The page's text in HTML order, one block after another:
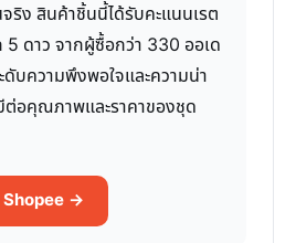
ริง สินค้าชิ้นนี้ได้รับคะแนนเรต
ดาว จากผู้ซื้อกว่า 330 ออเด
ดับความพึงพอใจและความน่า
ต่อคุณภาพและราคาของชุด
Shopee →